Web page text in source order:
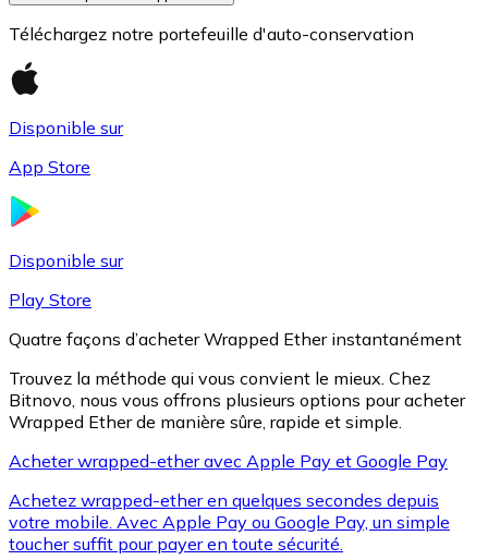
XRP
XRP
Téléchargez notre portefeuille d'auto-conservation
Disponible sur
App Store
Disponible sur
Play Store
Quatre façons d’acheter Wrapped Ether instantanément
Trouvez la méthode qui vous convient le mieux. Chez
Bitnovo, nous vous offrons plusieurs options pour acheter
Wrapped Ether de manière sûre, rapide et simple.
Acheter wrapped-ether avec Apple Pay et Google Pay
Achetez wrapped-ether en quelques secondes depuis
votre mobile. Avec Apple Pay ou Google Pay, un simple
toucher suffit pour payer en toute sécurité.